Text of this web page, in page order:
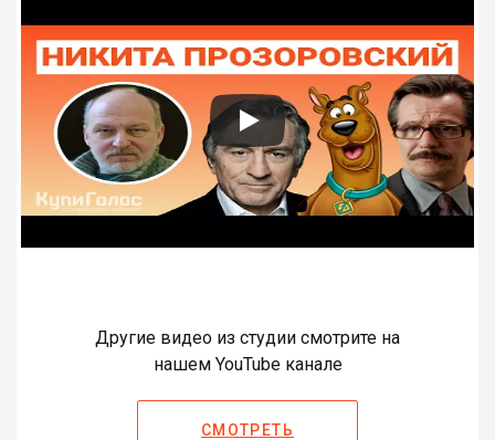
Другие видео из студии смотрите на
нашем YouTube канале
СМОТРЕТЬ